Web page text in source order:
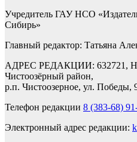
Учредитель ГАУ НСО
Сибирь»
Главный редактор: Татьяна
АДРЕС РЕДАКЦИИ: 632721,
Чистоозёрный район,
р.п. Чистоозерное, ул. Победы,
Телефон редакции 8 (383-68)
Электронный адрес редакции: